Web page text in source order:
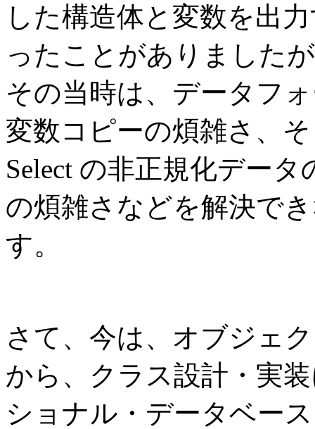
した構造体と変数を出
ったことがありました
その当時は、データフ
変数コピーの煩雑さ、
Select の非正規化デー
の煩雑さなどを解決で
す。
さて、今は、オブジェ
から、クラス設計・実
ショナル・データベー